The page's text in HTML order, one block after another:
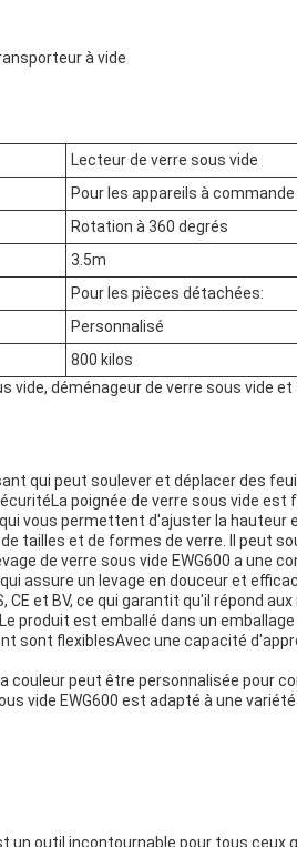
à vide
Lecteur de verre sous vide
Pour les appareils à
Rotation à 360 degrés
3.5m
Pour les pièces détachées:
Personnalisé
800 kilos
vide, déménageur de verre sous vide
qui peut soulever et déplacer des
poignée de verre sous vide
vous permettent d'ajuster la hauteur
tailles et de formes de verre. Il peut
de verre sous vide EWG600 a
assure un levage en douceur et
CE et BV, ce qui garantit qu'il répond
produit est emballé dans un
sont flexiblesAvec une capacité
peut être personnalisée pour
vide EWG600 est adapté à une
un outil incontournable pour tous